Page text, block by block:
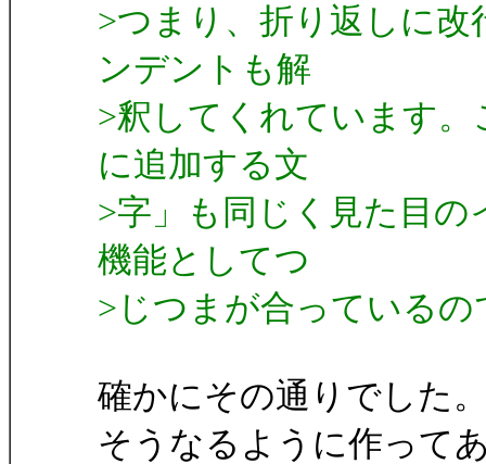
>つまり、折り返しに
ンデントも解
>釈してくれています
に追加する文
>字」も同じく見た目
機能としてつ
>じつまが合っている
確かにその通りでした
そうなるように作って